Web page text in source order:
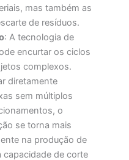
mas também as
de resíduos.
: A tecnologia de
encurtar os ciclos
complexos.
diretamente
sem múltiplos
o
se torna mais
na produção de
capacidade de corte